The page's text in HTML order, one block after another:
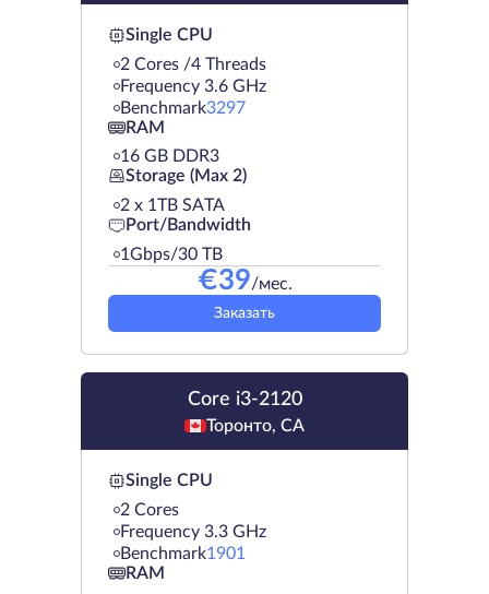
Single CPU
2 Cores /4 Threads
Frequency 3.6 GHz
Benchmark3297
RAM
16 GB DDR3
Storage (Max 2)
2 х 1TB SATA
Port/Bandwidth
1Gbps/30 TB
€39/мес.
Заказать
Core i3-2120
Торонто, CA
Single CPU
2 Cores
Frequency 3.3 GHz
Benchmark1901
RAM